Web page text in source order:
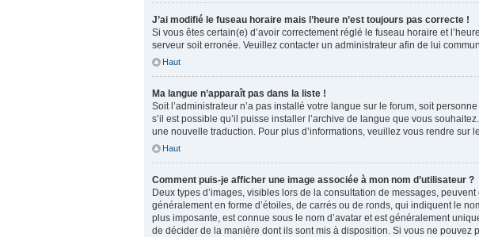
J’ai modifié le fuseau horaire mais l’heure n’est toujours pas correcte !
Si vous êtes certain(e) d’avoir correctement réglé le fuseau horaire et
serveur soit erronée. Veuillez contacter un administrateur afin de lui
Haut
Ma langue n’apparaît pas dans la liste !
Soit l’administrateur n’a pas installé votre langue sur le forum, soit
s’il est possible qu’il puisse installer l’archive de langue que vous
une nouvelle traduction. Pour plus d’informations, veuillez vous rendre
Haut
Comment puis-je afficher une image associée à mon nom d’utilisateur ?
Deux types d’images, visibles lors de la consultation de messages,
généralement en forme d’étoiles, de carrés ou de ronds, qui indiquent le
plus imposante, est connue sous le nom d’avatar et est généralement
de décider de la manière dont ils sont mis à disposition. Si vous ne pouvez